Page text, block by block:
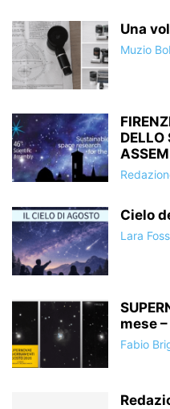
Una
Muzio
Cielo
Lara
mese
Fabio